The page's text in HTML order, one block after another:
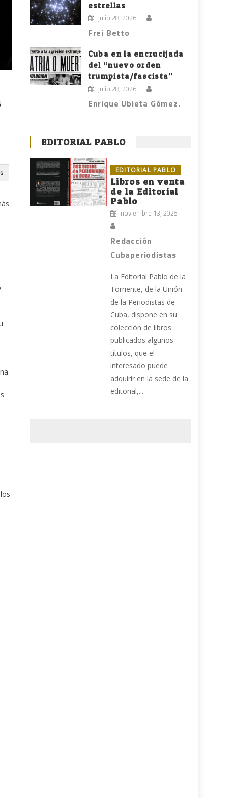
estrellas
julio 28, 2026
Frei Betto
Cuba en la encrucijada
del “nuevo orden
trumpista/fascista”
julio 28, 2026
Enrique Ubieta Gómez.
EDITORIAL PABLO
EDITORIAL PABLO
Libros en venta
de la Editorial
Pablo
noviembre 13, 2025
Redacción
Cubaperiodistas
La Editorial Pablo de la
Torriente, de la Unión
de la Periodistas de
Cuba, dispone en su
colección de libros
publicados algunos
títulos, que el
interesado puede
adquirir en la sede de la
editorial,...